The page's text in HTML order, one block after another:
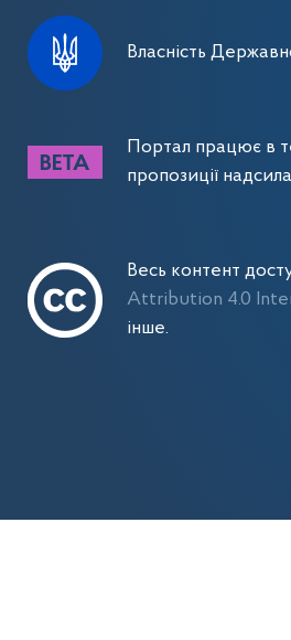
Власність
Портал працює в
пропозиції
Весь контент
Attribution 4.0
інше.